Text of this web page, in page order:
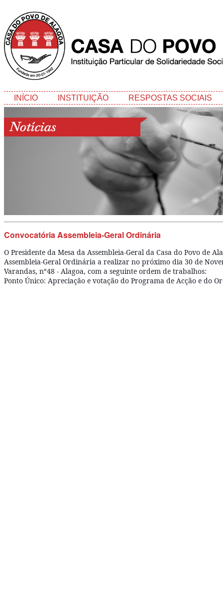
INÍCIO INSTITUIÇÃO RESPOSTAS SOCIAIS
Convocatória Assembleia-Geral Ordinária
O Presidente da Mesa da Assembleia-Geral da Casa do Povo de
Assembleia-Geral Ordinária a realizar no próximo dia 30 de
Varandas, nº48 - Alagoa, com a seguinte ordem de trabalhos:
Ponto Único: Apreciação e votação do Programa de Acção e do